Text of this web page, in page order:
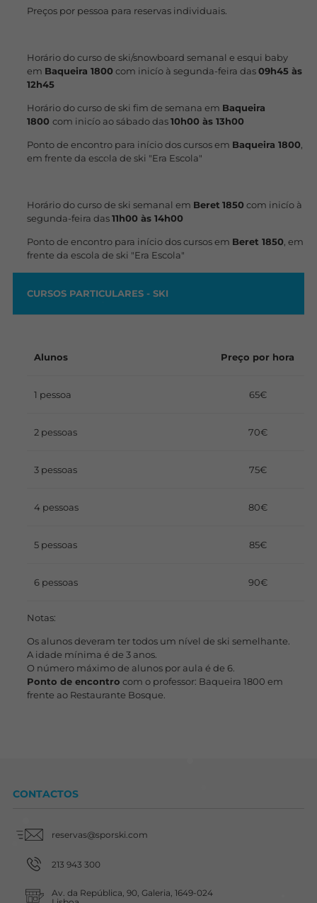
Preços por pessoa para reservas individuais.
Horário do curso de ski/snowboard semanal e esqui baby
em Baqueira 1800com inicío à segunda-feira das09h45 às
12h45
Horário do curso de ski fim de semana em Baqueira
1800 com inicío ao sábado das10h00 às 13h00
Ponto de encontro para início dos cursos em Baqueira 1800,
em frente da escola de ski "Era Escola"
Horário do curso de ski semanal em Beret 1850com inicío à
segunda-feira das11h00 às 14h00
Ponto de encontro para início dos cursos em Beret 1850, em
frente da escola de ski "Era Escola"
CURSOS PARTICULARES - SKI
Alunos Preço por hora
1 pessoa 65€
2 pessoas 70€
3 pessoas 75€
4 pessoas 80€
5 pessoas 85€
6 pessoas 90€
Notas:
Os alunos deveram ter todos um nível de ski semelhante.
A idade mínima é de 3 anos.
O número máximo de alunos por aula é de 6.
Ponto de encontro com o professor: Baqueira 1800 em
frente ao Restaurante Bosque.
CONTACTOS
reservas@sporski.com
213 943 300
Av. da República, 90, Galeria, 1649-024